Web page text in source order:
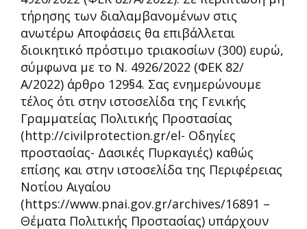
τήρησης των διαλαμβανομένων στις
ανωτέρω Αποφάσεις θα επιβάλλεται
διοικητικό πρόστιμο τριακοσίων (300) ευρώ,
σύμφωνα με το Ν. 4926/2022 (ΦΕΚ 82/
Α/2022) άρθρο 129§4. Σας ενημερώνουμε
τέλος ότι στην ιστοσελίδα της Γενικής
Γραμματείας Πολιτικής Προστασίας
(http://civilprotection.gr/el- Οδηγίες
προστασίας- Δασικές Πυρκαγιές) καθώς
επίσης και στην ιστοσελίδα της Περιφέρειας
Νοτίου Αιγαίου
(https://www.pnai.gov.gr/archives/16891 –
Θέματα Πολιτικής Προστασίας) υπάρχουν